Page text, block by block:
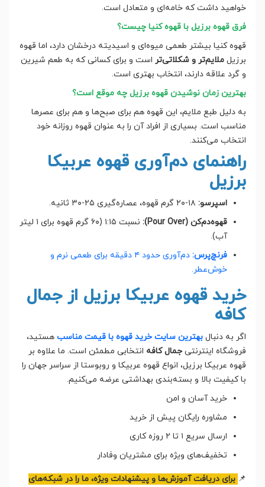
خواهید داشت که خامه‌ای و متعادل است.
فرق قهوه برزیل با قهوه کنیا چیست؟
قهوه کنیا بیشتر طعمی میوه‌ای و اسیدیته درخشان دارد، اما قهوه
برزیل ملایم‌تر و شکلاتی‌تر است و برای کسانی که به طعم شیرین
و گرد علاقه دارند، انتخاب بهتری است.
بهترین زمان نوشیدن قهوه برزیل چه موقع است؟
به دلیل طبع ملایم، این قهوه هم برای صبح‌ها و هم برای عصرها
مناسب است. بسیاری از افراد آن را به عنوان قهوه روزانه خود
انتخاب می‌کنند.
راهنمای دم‌آوری قهوه عربیکا
برزیل
اسپرسو:
قهوه‌دم‌کن (Pour Over):
نسبت ۱:۱۵ (۶۰ گرم قهوه برای ۱ لیتر
آب).
فرنچ‌پرس:
دم‌آوری حدود ۴ دقیقه برای طعمی نرم و
خوش‌عطر.
خرید قهوه عربیکا برزیل از جمال
کافه
اگر به دنبال بهترین سایت خرید قهوه با قیمت مناسب هستید،
فروشگاه اینترنتی جمال کافه انتخابی مطمئن است. ما علاوه بر
قهوه عربیکا برزیل، انواع قهوه عربیکا و روبوستا از سراسر جهان را
با کیفیت بالا و بسته‌بندی بهداشتی عرضه می‌کنیم.
خرید آسان و امن
مشاوره رایگان پیش از خرید
ارسال سریع ۱ تا ۲ روزه کاری
تخفیف‌های ویژه برای مشتریان وفادار
📌 برای دریافت آموزش‌ها و پیشنهادات ویژه، ما را در شبکه‌های